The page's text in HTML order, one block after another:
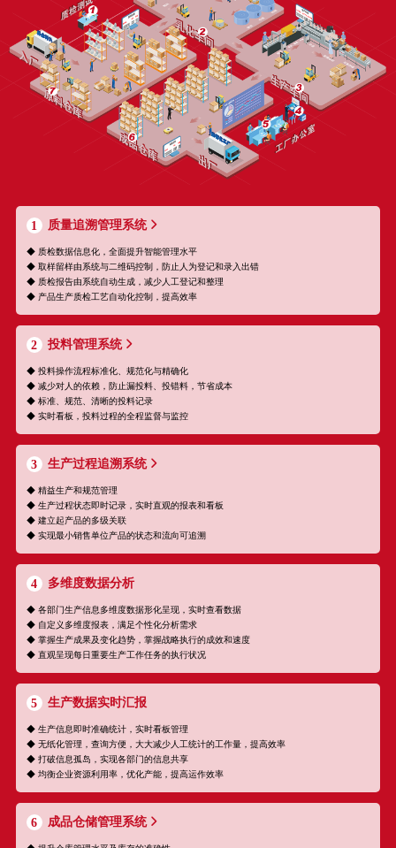
1 质量追溯管理系统
◆ 质检数据信息化，全面提升智能管理水平
◆ 取样留样由系统与二维码控制，防止人为登记和录入出错
◆ 质检报告由系统自动生成，减少人工登记和整理
◆ 产品生产质检工艺自动化控制，提高效率
2 投料管理系统
◆ 投料操作流程标准化、规范化与精确化
◆ 减少对人的依赖，防止漏投料、投错料，节省成本
◆ 标准、规范、清晰的投料记录
◆ 实时看板，投料过程的全程监督与监控
3 生产过程追溯系统
◆ 精益生产和规范管理
◆ 生产过程状态即时记录，实时直观的报表和看板
◆ 建立起产品的多级关联
◆ 实现最小销售单位产品的状态和流向可追溯
4 多维度数据分析
◆ 各部门生产信息多维度数据形化呈现，实时查看数据
◆ 自定义多维度报表，满足个性化分析需求
◆ 掌握生产成果及变化趋势，掌握战略执行的成效和速度
◆ 直观呈现每日重要生产工作任务的执行状况
5 生产数据实时汇报
◆ 生产信息即时准确统计，实时看板管理
◆ 无纸化管理，查询方便，大大减少人工统计的工作量，提高效率
◆ 打破信息孤岛，实现各部门的信息共享
◆ 均衡企业资源利用率，优化产能，提高运作效率
6 成品仓储管理系统